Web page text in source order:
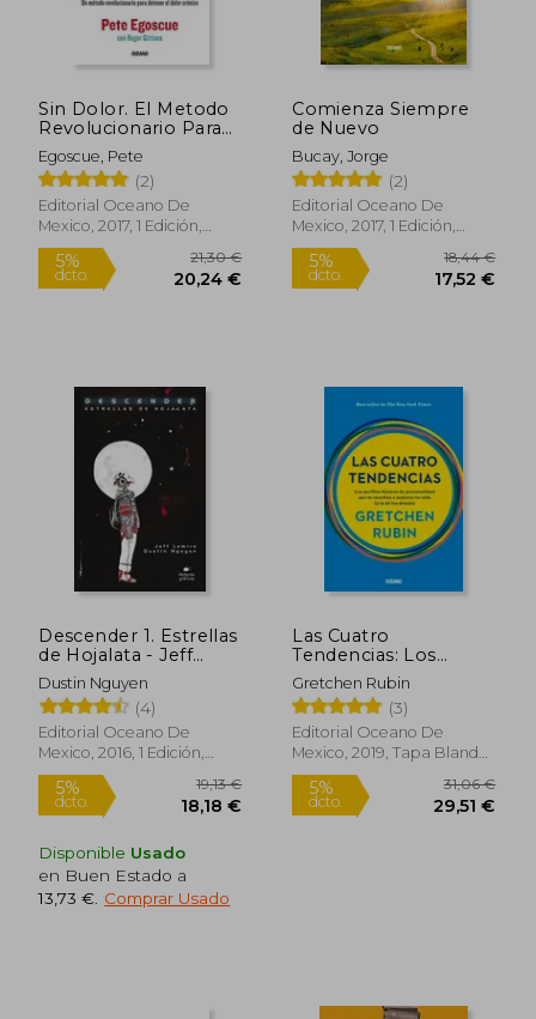
5%
dcto.
5%
dcto.
Sin Dolor. El Metodo
Revolucionario Para
Combatir el Dolor
Cronico - Pete
Egoscue - Libro
Físico
Egoscue, Pete
(2)
Editorial Oceano De
Mexico, 2017, 1 Edición,
Tapa Blanda, Nuevo
dcto.
21,30 €
20,24 €
Comienza Siempre
de Nuevo
Bucay, Jorge
(2)
Editorial Oceano De
Mexico, 2017, 1 Edición,
Tapa Blanda, Nuevo
5%
dcto.
Descender 1. Estrellas
de Hojalata - Jeff
Lemire - Libro Físico
Dustin Nguyen
(4)
Editorial Oceano De
Mexico, 2016, 1 Edición,
Tapa Blanda, Nuevo
Disponible Usado
en Buen Estado a
13,73 € Comprar Usado
Las Cuatro
Tendencias: Los
Perfiles Básicos de
Personalidad Que Te
Enseñan a Mejorar Tu
Vida (Y La de Los
Demás)
Gretchen Rubin
(3)
Editorial Oceano De
Mexico, 2019, Tapa Blanda,
Nuevo